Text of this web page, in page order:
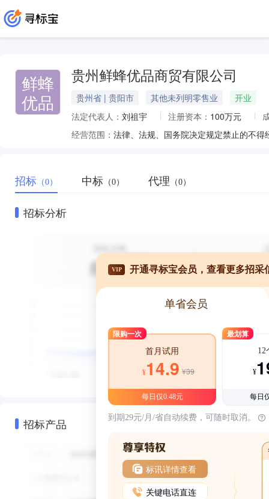
鲜蜂
优品
贵州鲜蜂优品商贸有限公司
贵州省 | 贵阳市 其他未列明零售业
开业
法定代表人： 刘祖宇 注册资本： 100万元
经营范围：
招标 （0） 中标 （0） 代理 （0）
招标分析
招标产品
VIP 开通寻标宝会员，查看更多招采
单省会员
限购一次
首月试用
¥14.9 ¥39
每日仅0.48元
最划算
12
¥
每日
到期29元/月/省自动续费，可随时取消。
标讯详情查看
关键电话直连